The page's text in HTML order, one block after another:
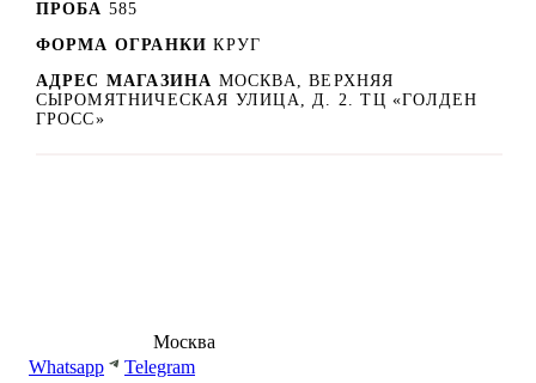
ПРОБА 585
ФОРМА ОГРАНКИ КРУГ
АДРЕС МАГАЗИНА МОСКВА, ВЕРХНЯЯ
СЫРОМЯТНИЧЕСКАЯ УЛИЦА, Д. 2. ТЦ «ГОЛДЕН
ГРОСС»
Москва
Whatsapp
Telegram